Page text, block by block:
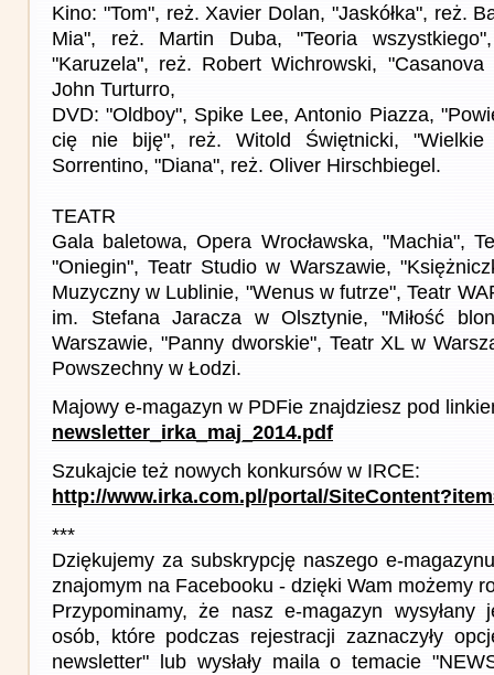
Kino: "Tom", reż. Xavier Dolan, "Jaskółka", reż.
Mia", reż. Martin Duba, "Teoria
"Karuzela", reż. Robert Wichrowski,
John Turturro,
DVD: "Oldboy", Spike Lee, Antonio Piazza,
cię nie biję", reż. Witold Świętnicki, "Wielkie
Sorrentino, "Diana", reż. Oliver Hirschbiegel.
TEATR
Gala baletowa, Opera Wrocławska, "Machia",
"Oniegin", Teatr Studio w Warszawie,
Muzyczny w Lublinie, "Wenus w futrze", Teatr
im. Stefana Jaracza w Olsztynie, "Miłość
Warszawie, "Panny dworskie", Teatr XL w
Powszechny w Łodzi.
Majowy e-magazyn w PDFie znajdziesz pod
newsletter_irka_maj_2014.pdf
Szukajcie też nowych konkursów w IRCE:
http://www.irka.com.pl/portal/
***
Dziękujemy za subskrypcję naszego e-
znajomym na Facebooku - dzięki Wam możemy
Przypominamy, że nasz e-magazyn
osób, które podczas rejestracji zaznaczyły
newsletter" lub wysłały maila o temacie